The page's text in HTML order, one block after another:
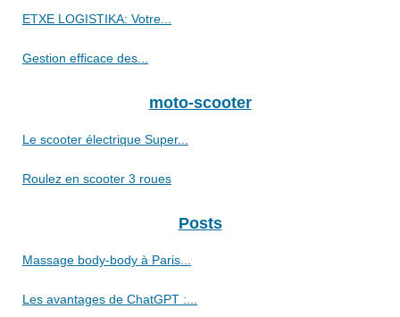
ETXE LOGISTIKA: Votre...
Gestion efficace des...
moto-scooter
Le scooter électrique Super...
Roulez en scooter 3 roues
Posts
Massage body-body à Paris...
Les avantages de ChatGPT :...